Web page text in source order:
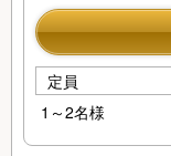
定員
1～2名様